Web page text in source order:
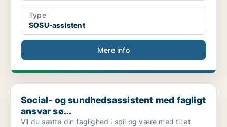
Type
SOSU-assistent
Mere info
Social- og sundhedsassistent med fagligt ansvar sø...
Social- og sundhedsassistent med fagligt
ansvar sø...
Vil du sætte din faglighed i spil og være med til at